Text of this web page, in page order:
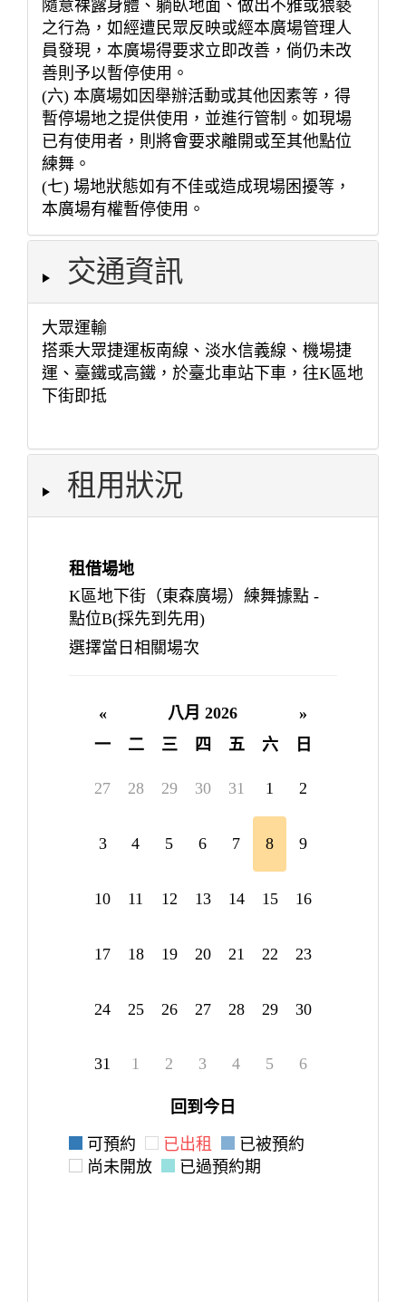
隨意裸露身體、躺臥地面、做出不雅或猥褻
之行為，如經遭民眾反映或經本廣場管理人
員發現，本廣場得要求立即改善，倘仍未改
善則予以暫停使用。
(六) 本廣場如因舉辦活動或其他因素等，得
暫停場地之提供使用，並進行管制。如現場
已有使用者，則將會要求離開或至其他點位
練舞。
(七) 場地狀態如有不佳或造成現場困擾等，
本廣場有權暫停使用。
交通資訊
大眾運輸
搭乘大眾捷運板南線、淡水信義線、機場捷
運、臺鐵或高鐵，於臺北車站下車，往K區地
下街即抵
租用狀況
租借場地
K區地下街（東森廣場）練舞據點 -
點位B(採先到先用)
選擇當日相關場次
« 八月 2026
»
一
二 三 四 五 六 日
27 28 29 30 31 1 2
3 4 5 6 7 8 9
10 11 12 13 14 15 16
17 18 19 20 21 22 23
24 25 26 27 28 29 30
31 1 2 3 4 5 6
回到今日
可預約 已出租
已被預約
尚未開放
已過預約期